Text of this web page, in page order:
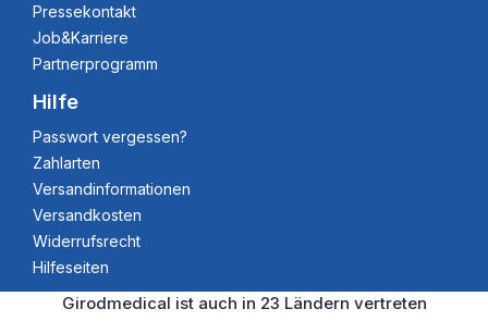
Pressekontakt
Job&Karriere
Partnerprogramm
Hilfe
Passwort vergessen?
Zahlarten
Versandinformationen
Versandkosten
Widerrufsrecht
Hilfeseiten
Girodmedical ist auch in 23 Ländern vertreten